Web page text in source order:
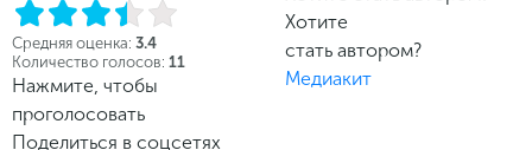
Средняя оценка: 3.4
Количество голосов: 11
Нажмите, чтобы
проголосовать
Поделиться в соцсетях
Хотите
стать автором?
Медиакит